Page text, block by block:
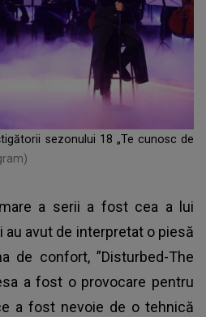
sezonului 18 „Te cunosc de
a serii a fost cea a lui
au avut de interpretat o piesă
de confort, ”Disturbed-The
a fost o provocare pentru
a fost nevoie de o tehnică